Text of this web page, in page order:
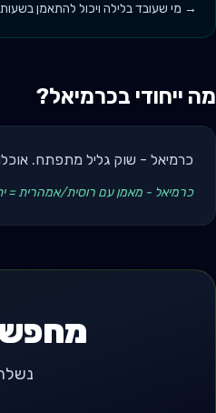
→ מי שעובד בלילה ויכול להתאמן
מה ייחודי בכרמיאל?
כרמיאל - שוק גליל מתפתח.
כרמיאל - מאמן עם רוסית/אמהרית =
נשלח לכם